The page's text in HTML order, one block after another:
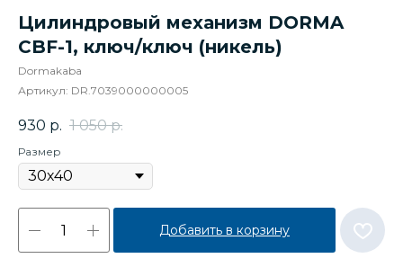
Цилиндровый механизм DORMA
CBF-1, ключ/ключ (никель)
Dormakaba
Артикул: DR.7039000000005
930 р. 1 050 р.
Размер
Добавить в корзину